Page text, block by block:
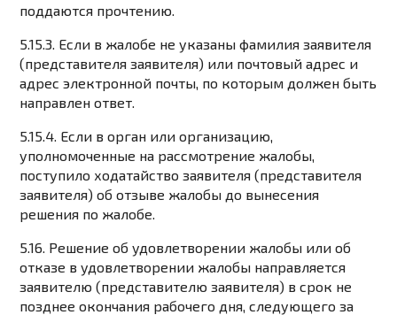
поддаются прочтению.
5.15.3. Если в жалобе не указаны фамилия заявителя
(представителя заявителя) или почтовый адрес и
адрес электронной почты, по которым должен быть
направлен ответ.
5.15.4. Если в орган или организацию,
уполномоченные на рассмотрение жалобы,
поступило ходатайство заявителя (представителя
заявителя) об отзыве жалобы до вынесения
решения по жалобе.
5.16. Решение об удовлетворении жалобы или об
отказе в удовлетворении жалобы направляется
заявителю (представителю заявителя) в срок не
позднее окончания рабочего дня, следующего за